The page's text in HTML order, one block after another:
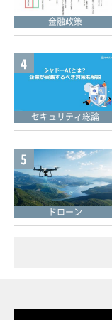
金融政策
4
セキュリティ総論
5
ドローン